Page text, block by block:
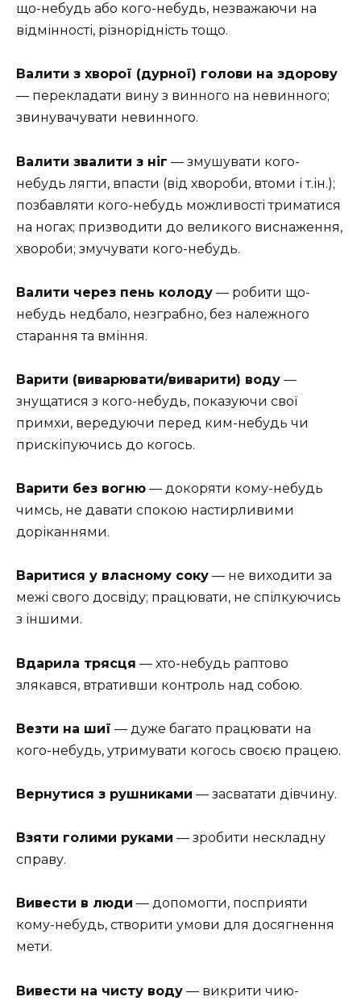
що-небудь або кого-небудь, незважаючи на
відмінності, різнорідність тощо.
Валити з хворої (дурної) голови на здорову
— перекладати вину з винного на невинного;
звинувачувати невинного.
Валити звалити з ніг — змушувати кого-
небудь лягти, впасти (від хвороби, втоми і т.ін.);
позбавляти кого-небудь можливості триматися
на ногах; призводити до великого виснаження,
хвороби; змучувати кого-небудь.
Валити через пень колоду — робити що-
небудь недбало, незграбно, без належного
старання та вміння.
Варити (виварювати/виварити) воду —
знущатися з кого-небудь, показуючи свої
примхи, вередуючи перед ким-небудь чи
прискіпуючись до когось.
Варити без вогню — докоряти кому-небудь
чимсь, не давати спокою настирливими
доріканнями.
Варитися у власному соку — не виходити за
межі свого досвіду; працювати, не спілкуючись
з іншими.
Вдарила трясця — хто-небудь раптово
злякався, втративши контроль над собою.
Везти на шиї — дуже багато працювати на
кого-небудь, утримувати когось своєю працею.
Вернутися з рушниками — засватати дівчину.
Взяти голими руками — зробити нескладну
справу.
Вивести в люди — допомогти, посприяти
кому-небудь, створити умови для досягнення
мети.
Вивести на чисту воду — викрити чию-